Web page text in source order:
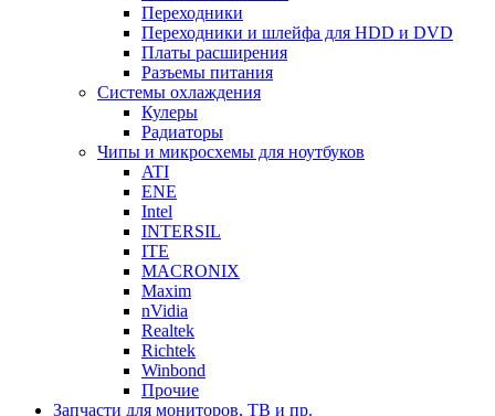
Переходники
Переходники и шлейфа для HDD и DVD
Платы расширения
Разъемы питания
Системы охлаждения
Кулеры
Радиаторы
Чипы и микросхемы для ноутбуков
ATI
ENE
Intel
INTERSIL
ITE
MACRONIX
Maxim
nVidia
Realtek
Richtek
Winbond
Прочие
Запчасти для мониторов, ТВ и пр.